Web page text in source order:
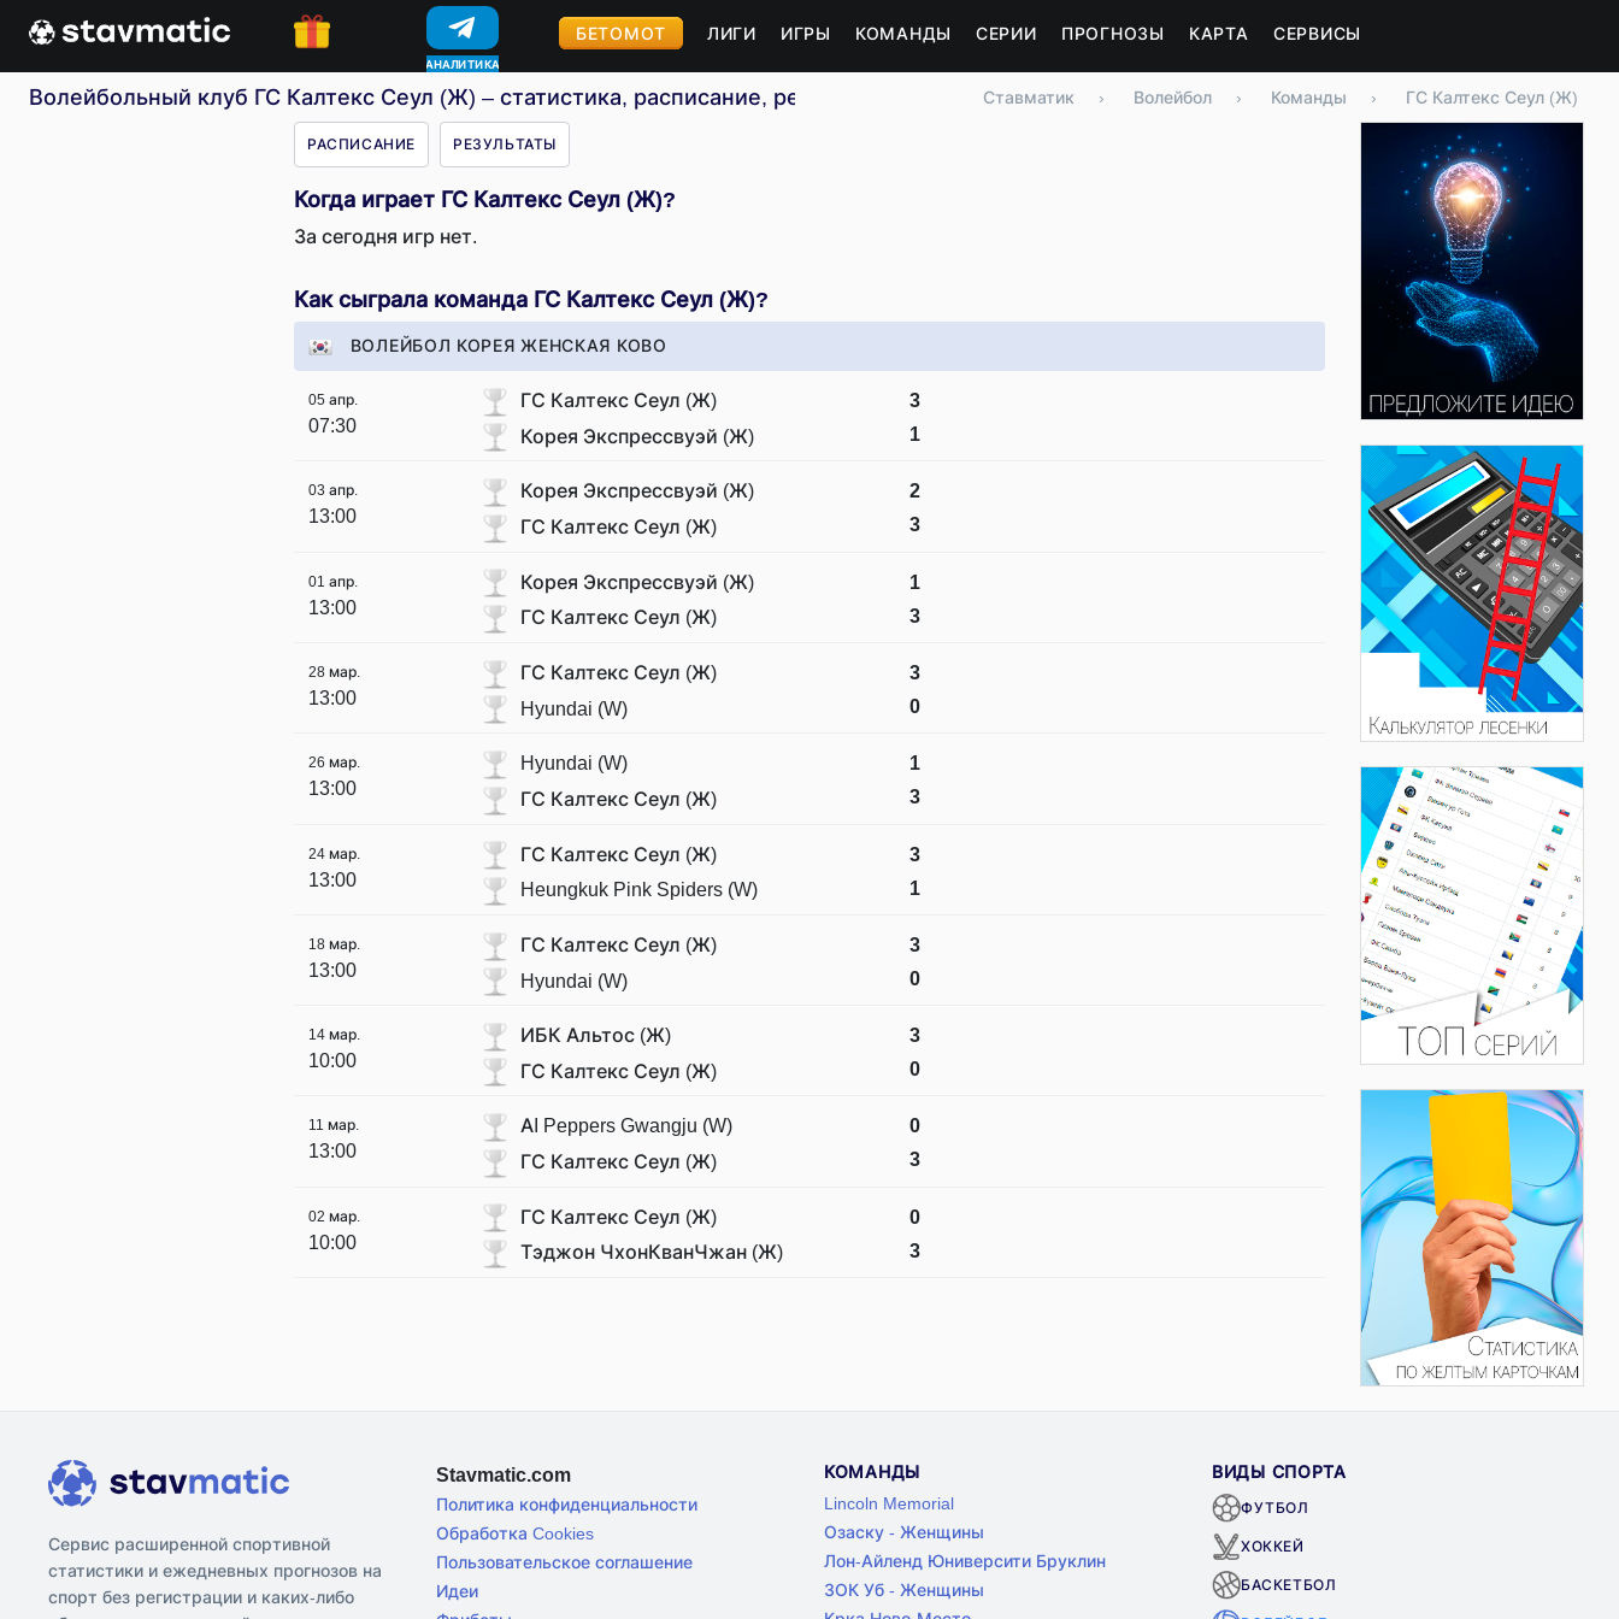
АНАЛИТИКА
БЕТОМОТ ЛИГИ ИГРЫ КОМАНДЫ СЕРИИ ПРОГНОЗЫ КАРТА СЕРВИСЫ
Волейбольный клуб ГС Калтекс Сеул (Ж) – статистика, расписание, результаты Ставматик › Волейбол › Команды › ГС Калтекс Сеул (Ж)
РАСПИСАНИЕ РЕЗУЛЬТАТЫ
Когда играет ГС Калтекс Сеул (Ж)?
За сегодня игр нет.
Как сыграла команда ГС Калтекс Сеул (Ж)?
ВОЛЕЙБОЛ КОРЕЯ ЖЕНСКАЯ КОВО
05 апр.
07:30
ГС Калтекс Сеул (Ж)
Корея Экспрессвуэй (Ж)
3
1
03 апр.
13:00
Корея Экспрессвуэй (Ж)
ГС Калтекс Сеул (Ж)
2
3
01 апр.
13:00
Корея Экспрессвуэй (Ж)
ГС Калтекс Сеул (Ж)
1
3
28 мар.
13:00
ГС Калтекс Сеул (Ж)
Hyundai (W)
3
0
26 мар.
13:00
Hyundai (W)
ГС Калтекс Сеул (Ж)
1
3
24 мар.
13:00
ГС Калтекс Сеул (Ж)
Heungkuk Pink Spiders (W)
3
1
18 мар.
13:00
ГС Калтекс Сеул (Ж)
Hyundai (W)
3
0
14 мар.
10:00
ИБК Альтос (Ж)
ГС Калтекс Сеул (Ж)
3
0
11 мар.
13:00
AI Peppers Gwangju (W)
ГС Калтекс Сеул (Ж)
0
3
02 мар.
10:00
ГС Калтекс Сеул (Ж)
Тэджон ЧхонКванЧжан (Ж)
0
3
Сервис расширенной спортивной
статистики и ежедневных прогнозов на
спорт без регистрации и каких-либо
Stavmatic.com
Политика конфиденциальности
Обработка Cookies
Пользовательское соглашение
Идеи
КОМАНДЫ
Lincoln Memorial
Озаску - Женщины
Лон-Айленд Юниверсити Бруклин
ЗОК Уб - Женщины
ВИДЫ СПОРТА
ФУТБОЛ
ХОККЕЙ
БАСКЕТБОЛ